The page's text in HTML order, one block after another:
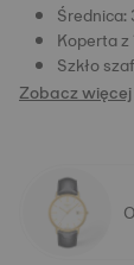
Średnica:
Koperta
Szkło
Zobacz więcej